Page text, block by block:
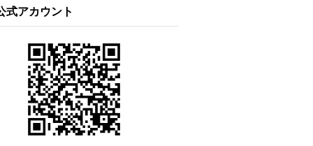
式アカウント